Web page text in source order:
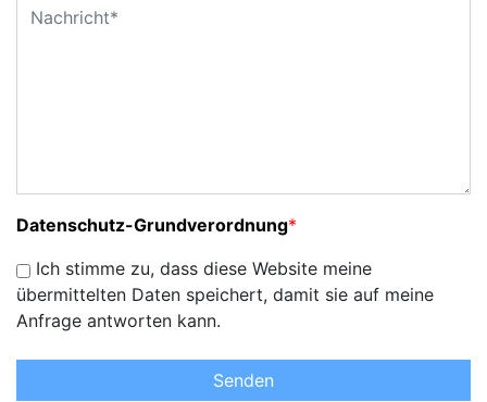
Datenschutz-Grundverordnung*
Ich stimme zu, dass diese Website meine
übermittelten Daten speichert, damit sie auf meine
Anfrage antworten kann.
Senden